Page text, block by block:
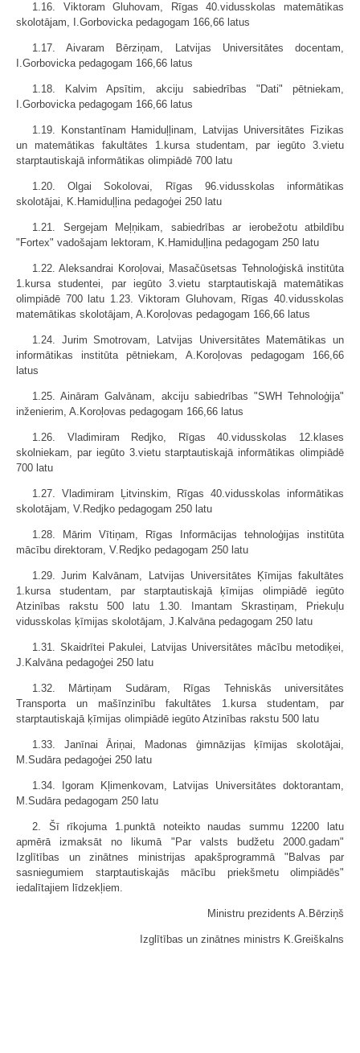
1.16. Viktoram Gluhovam, Rīgas 40.vidusskolas matemātikas
skolotājam, I.Gorbovicka pedagogam 166,66 latus
1.17. Aivaram Bērziņam, Latvijas Universitātes docentam,
I.Gorbovicka pedagogam 166,66 latus
1.18. Kalvim Apsītim, akciju sabiedrības "Dati" pētniekam,
I.Gorbovicka pedagogam 166,66 latus
1.19. Konstantīnam Hamiduļļinam, Latvijas Universitātes Fizikas
un matemātikas fakultātes 1.kursa studentam, par iegūto 3.vietu
starptautiskajā informātikas olimpiādē 700 latu
1.20. Olgai Sokolovai, Rīgas 96.vidusskolas informātikas
skolotājai, K.Hamiduļļina pedagoģei 250 latu
1.21. Sergejam Meļņikam, sabiedrības ar ierobežotu atbildību
"Fortex" vadošajam lektoram, K.Hamiduļļina pedagogam 250 latu
1.22. Aleksandrai Koroļovai, Masačūsetsas Tehnoloģiskā institūta
1.kursa studentei, par iegūto 3.vietu starptautiskajā matemātikas
olimpiādē 700 latu 1.23. Viktoram Gluhovam, Rīgas 40.vidusskolas
matemātikas skolotājam, A.Koroļovas pedagogam 166,66 latus
1.24. Jurim Smotrovam, Latvijas Universitātes Matemātikas un
informātikas institūta pētniekam, A.Koroļovas pedagogam 166,66
latus
1.25. Aināram Galvānam, akciju sabiedrības "SWH Tehnoloģija"
inženierim, A.Koroļovas pedagogam 166,66 latus
1.26. Vladimiram Redjko, Rīgas 40.vidusskolas 12.klases
skolniekam, par iegūto 3.vietu starptautiskajā informātikas olimpiādē
700 latu
1.27. Vladimiram Ļitvinskim, Rīgas 40.vidusskolas informātikas
skolotājam, V.Redjko pedagogam 250 latu
1.28. Mārim Vītiņam, Rīgas Informācijas tehnoloģijas institūta
mācību direktoram, V.Redjko pedagogam 250 latu
1.29. Jurim Kalvānam, Latvijas Universitātes Ķīmijas fakultātes
1.kursa studentam, par starptautiskajā ķīmijas olimpiādē iegūto
Atzinības rakstu 500 latu 1.30. Imantam Skrastiņam, Priekuļu
vidusskolas ķīmijas skolotājam, J.Kalvāna pedagogam 250 latu
1.31. Skaidrītei Pakulei, Latvijas Universitātes mācību metodiķei,
J.Kalvāna pedagoģei 250 latu
1.32. Mārtiņam Sudāram, Rīgas Tehniskās universitātes
Transporta un mašīnzinību fakultātes 1.kursa studentam, par
starptautiskajā ķīmijas olimpiādē iegūto Atzinības rakstu 500 latu
1.33. Janīnai Āriņai, Madonas ģimnāzijas ķīmijas skolotājai,
M.Sudāra pedagoģei 250 latu
1.34. Igoram Kļimenkovam, Latvijas Universitātes doktorantam,
M.Sudāra pedagogam 250 latu
2. Šī rīkojuma 1.punktā noteikto naudas summu 12200 latu
apmērā izmaksāt no likumā "Par valsts budžetu 2000.gadam"
Izglītības un zinātnes ministrijas apakšprogrammā "Balvas par
sasniegumiem starptautiskajās mācību priekšmetu olimpiādēs"
iedalītajiem līdzekļiem.
Ministru prezidents A.Bērziņš
Izglītības un zinātnes ministrs K.Greiškalns